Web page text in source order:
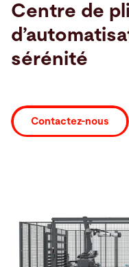
Entreprise
Centre de
sérénité
Contactez-nous